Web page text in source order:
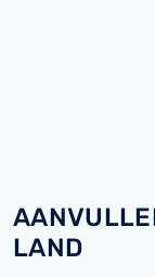
LAND